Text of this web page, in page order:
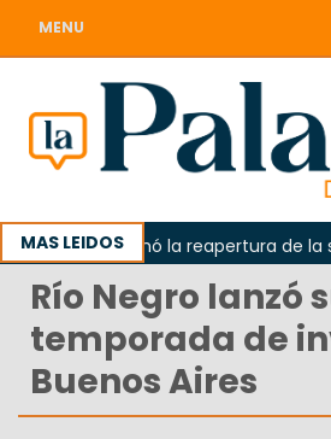
MENU
MAS LEIDOS
reclamó la reapertura de la
Río Negro lanzó
temporada de
Buenos Aires